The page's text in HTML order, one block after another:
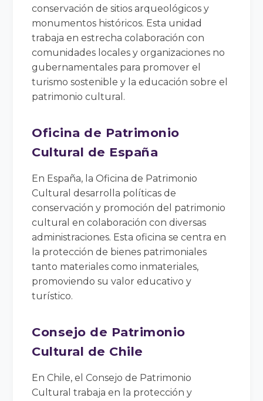
conservación de sitios arqueológicos y
monumentos históricos. Esta unidad
trabaja en estrecha colaboración con
comunidades locales y organizaciones no
gubernamentales para promover el
turismo sostenible y la educación sobre el
patrimonio cultural.
Oficina de Patrimonio
Cultural de España
En España, la Oficina de Patrimonio
Cultural desarrolla políticas de
conservación y promoción del patrimonio
cultural en colaboración con diversas
administraciones. Esta oficina se centra en
la protección de bienes patrimoniales
tanto materiales como inmateriales,
promoviendo su valor educativo y
turístico.
Consejo de Patrimonio
Cultural de Chile
En Chile, el Consejo de Patrimonio
Cultural trabaja en la protección y